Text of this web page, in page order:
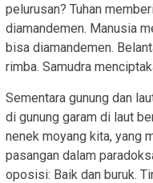
pelurusan? Tuhan
diamandemen. Manusia
bisa diamandemen.
rimba. Samudra
Sementara gunung dan
di gunung garam di laut
nenek moyang kita, yang
pasangan dalam
oposisi: Baik dan buruk.